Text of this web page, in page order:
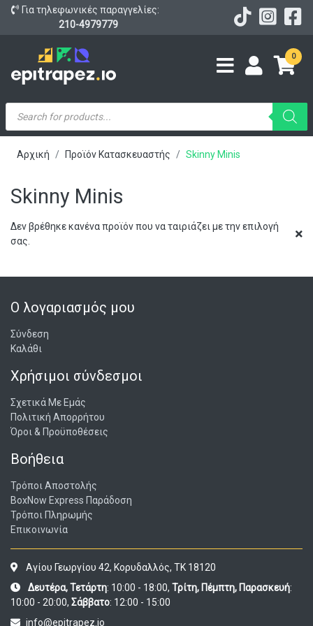
Για τηλεφωνικές παραγγελίες:
210-4979779
0
Products
search
Αρχική Προϊόν Κατασκευαστής Skinny Minis
Skinny Minis
Δεν βρέθηκε κανένα προϊόν που να ταιριάζει με την επιλογή
σας.
Ο λογαριασμός μου
Σύνδεση
Καλάθι
Χρήσιμοι σύνδεσμοι
Σχετικά Με Εμάς
Πολιτική Απορρήτου
Όροι & Προϋποθέσεις
Βοήθεια
Τρόποι Αποστολής
BoxNow Express Παράδοση
Τρόποι Πληρωμής
Επικοινωνία
Αγίου Γεωργίου 42, Κορυδαλλός, ΤΚ 18120
Δευτέρα, Τετάρτη: 10:00 - 18:00, Τρίτη, Πέμπτη, Παρασκευή:
10:00 - 20:00, Σάββατο: 12:00 - 15:00
info@epitrapez.io